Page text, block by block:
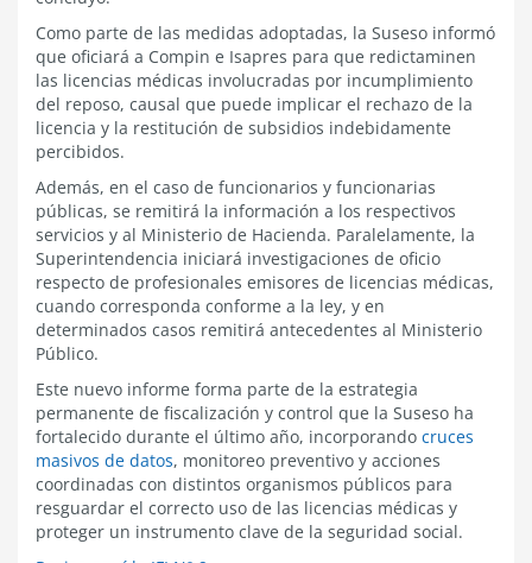
Como parte de las medidas adoptadas, la Suseso informó
que oficiará a Compin e Isapres para que redictaminen
las licencias médicas involucradas por incumplimiento
del reposo, causal que puede implicar el rechazo de la
licencia y la restitución de subsidios indebidamente
percibidos.
Además, en el caso de funcionarios y funcionarias
públicas, se remitirá la información a los respectivos
servicios y al Ministerio de Hacienda. Paralelamente, la
Superintendencia iniciará investigaciones de oficio
respecto de profesionales emisores de licencias médicas,
cuando corresponda conforme a la ley, y en
determinados casos remitirá antecedentes al Ministerio
Público.
Este nuevo informe forma parte de la estrategia
permanente de fiscalización y control que la Suseso ha
fortalecido durante el último año, incorporando cruces
masivos de datos, monitoreo preventivo y acciones
coordinadas con distintos organismos públicos para
resguardar el correcto uso de las licencias médicas y
proteger un instrumento clave de la seguridad social.